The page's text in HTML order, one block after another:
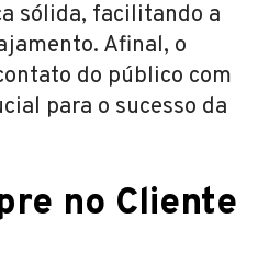
sólida, facilitando a
Afinal, o
do público com
para o sucesso da
no Cliente